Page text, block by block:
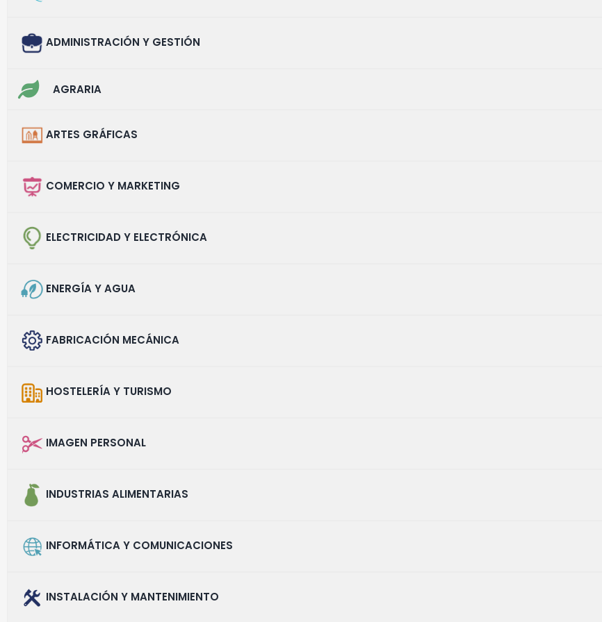
ADMINISTRACIÓN Y GESTIÓN
AGRARIA
ARTES GRÁFICAS
COMERCIO Y MARKETING
ELECTRICIDAD Y ELECTRÓNICA
ENERGÍA Y AGUA
FABRICACIÓN MECÁNICA
HOSTELERÍA Y TURISMO
IMAGEN PERSONAL
INDUSTRIAS ALIMENTARIAS
INFORMÁTICA Y COMUNICACIONES
INSTALACIÓN Y MANTENIMIENTO